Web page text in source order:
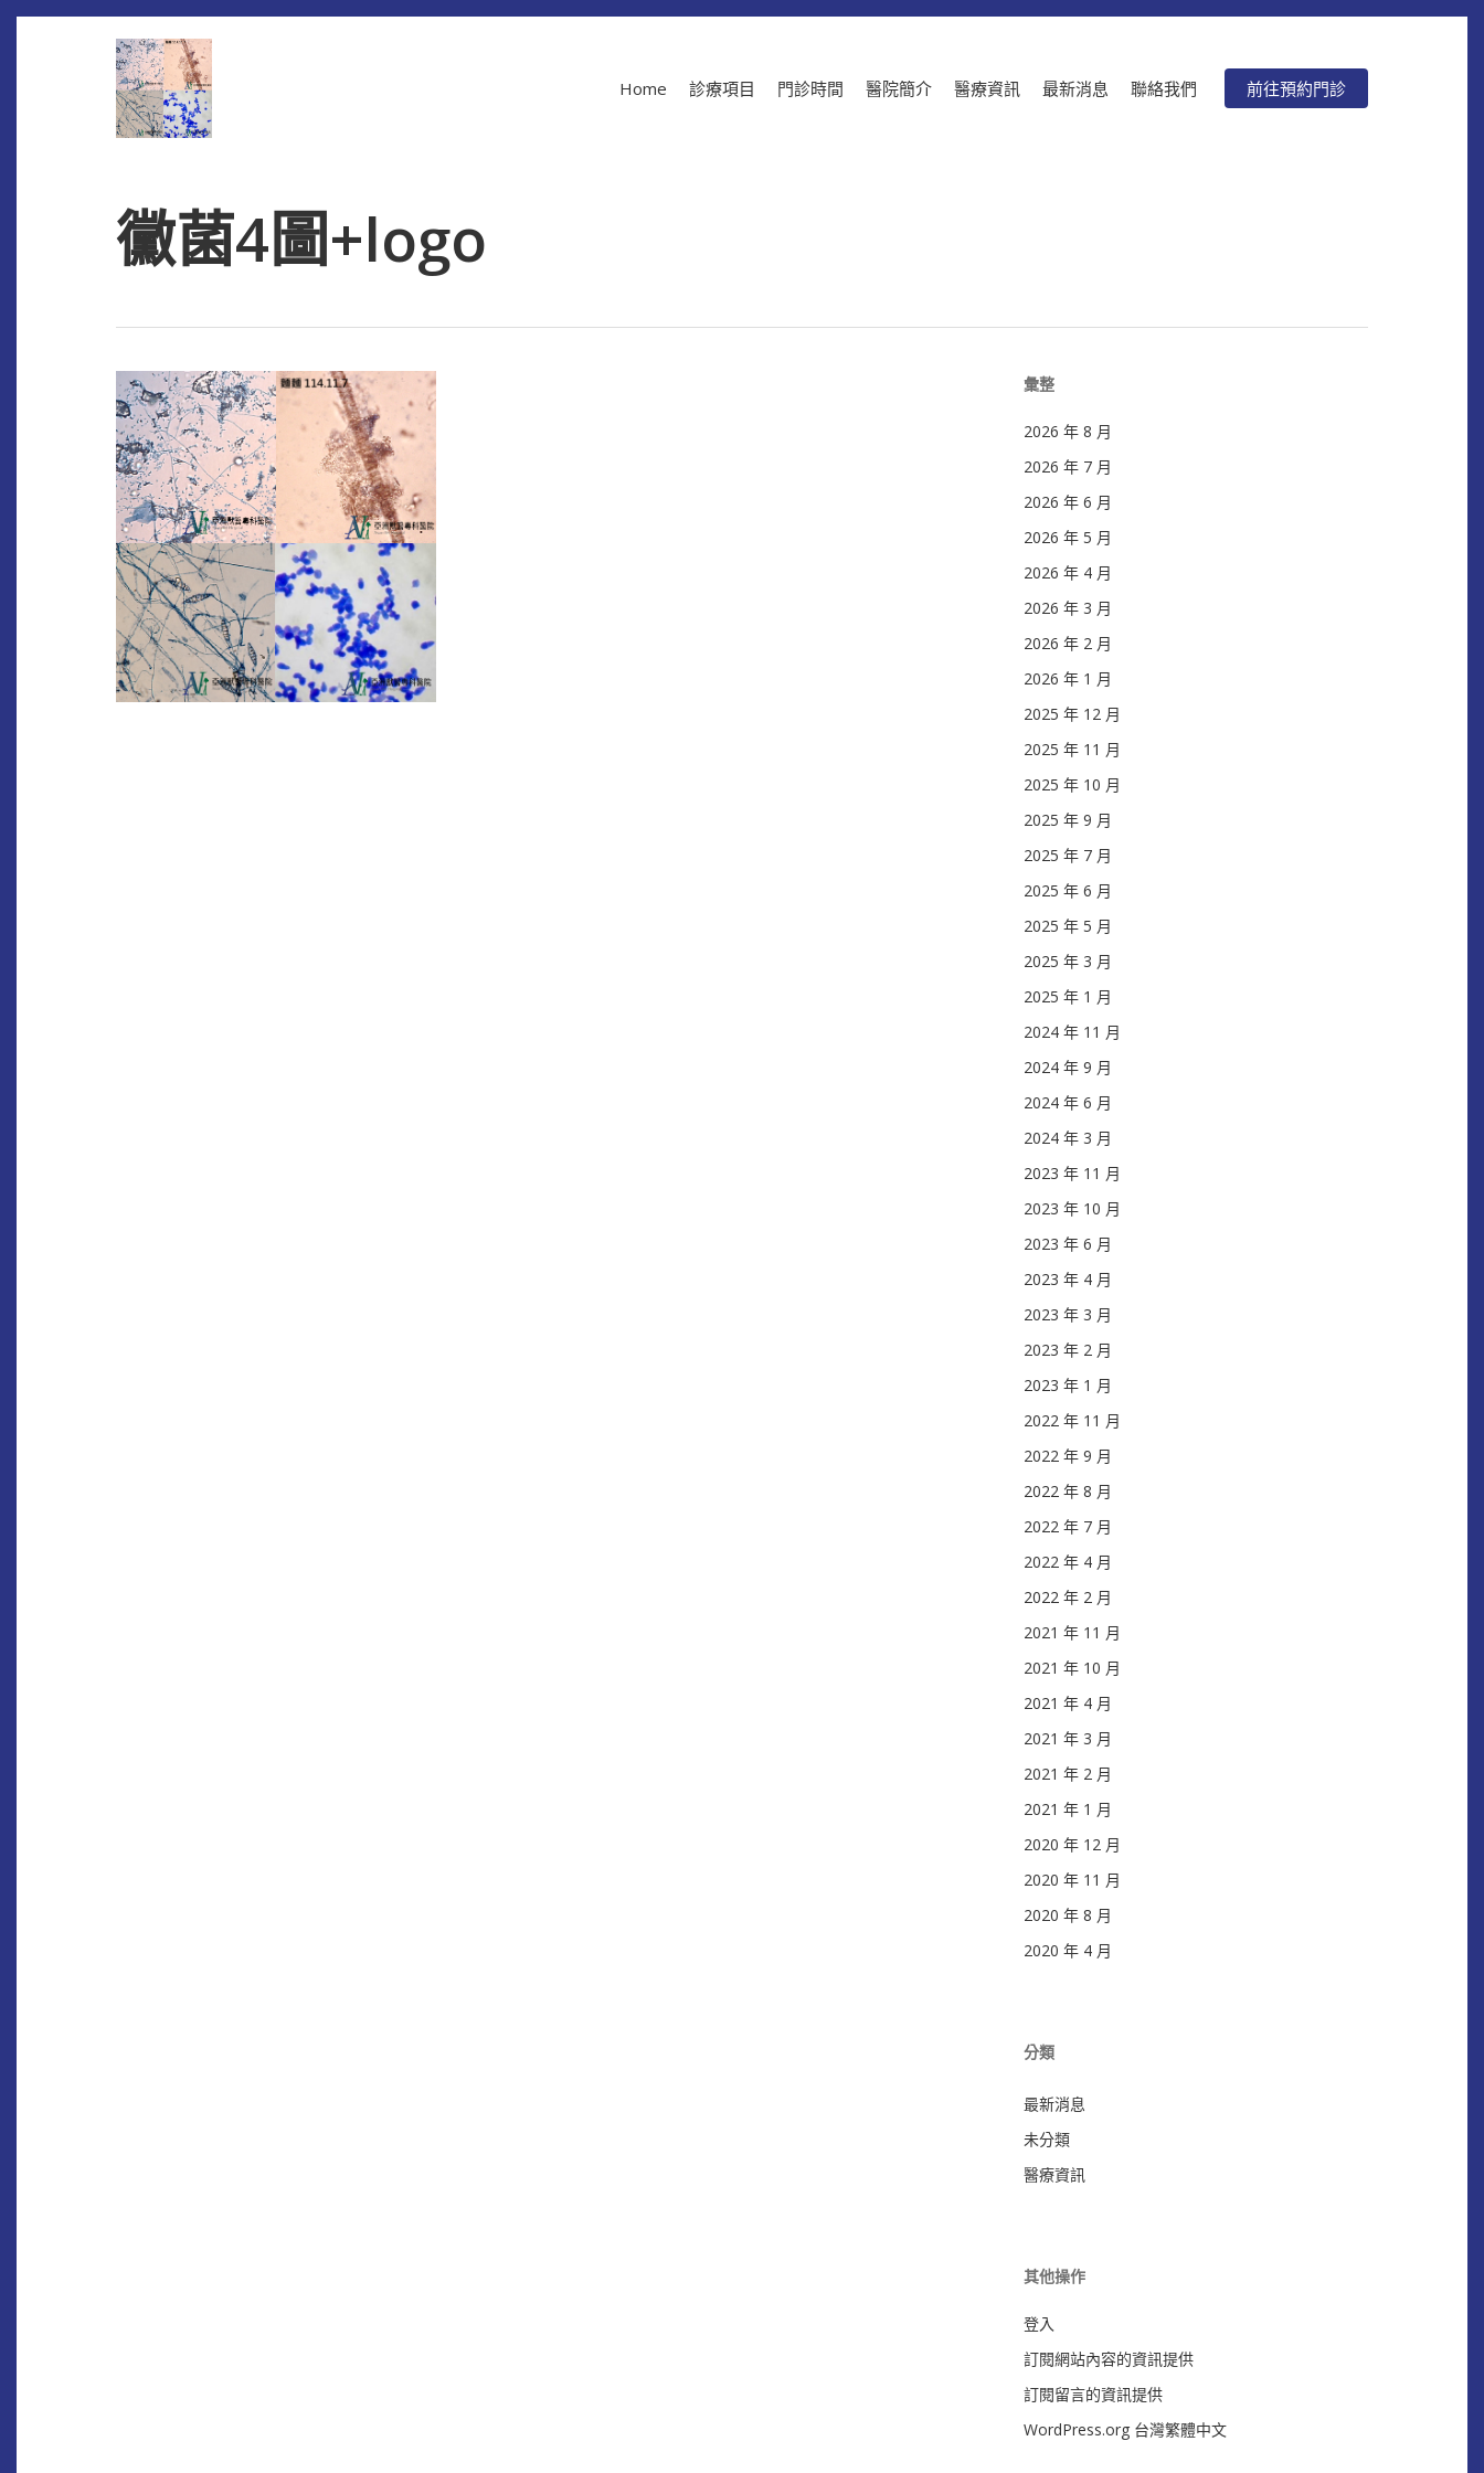
Skip
Home 診療項目 門診時間 醫院簡介 醫療資訊 最新消息 聯絡我們 前往預約門診
黴菌4圖+logo
彙整
2026 年 8 月
2026 年 7 月
2026 年 6 月
2026 年 5 月
2026 年 4 月
2026 年 3 月
2026 年 2 月
2026 年 1 月
2025 年 12 月
2025 年 11 月
2025 年 10 月
2025 年 9 月
2025 年 7 月
2025 年 6 月
2025 年 5 月
2025 年 3 月
2025 年 1 月
2024 年 11 月
2024 年 9 月
2024 年 6 月
2024 年 3 月
2023 年 11 月
2023 年 10 月
2023 年 6 月
2023 年 4 月
2023 年 3 月
2023 年 2 月
2023 年 1 月
2022 年 11 月
2022 年 9 月
2022 年 8 月
2022 年 7 月
2022 年 4 月
2022 年 2 月
2021 年 11 月
2021 年 10 月
2021 年 4 月
2021 年 3 月
2021 年 2 月
2021 年 1 月
2020 年 12 月
2020 年 11 月
2020 年 8 月
2020 年 4 月
分類
最新消息
未分類
醫療資訊
其他操作
登入
訂閱網站內容的資訊提供
訂閱留言的資訊提供
WordPress.org 台灣繁體中文